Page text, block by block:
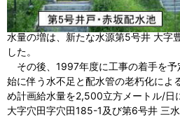
水量の増は、新たな水源第5号井 大字
した。
その後、1997年度に工事の着手を予
始に伴う水不足と配水管の老朽化によ
め計画給水量を2,500立方メートル/日
大字穴田字穴田185-1及び第6号井 三